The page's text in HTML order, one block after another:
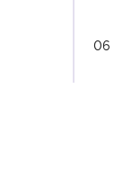
06